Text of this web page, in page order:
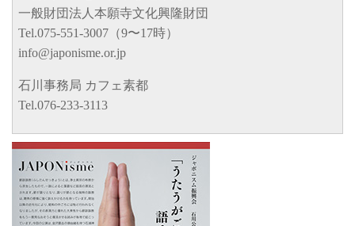
一般財団法人本願寺文化興隆財団
Tel.075-551-3007（9〜17時）
info@japonisme.or.jp
石川事務局 カフェ素都
Tel.076-233-3113